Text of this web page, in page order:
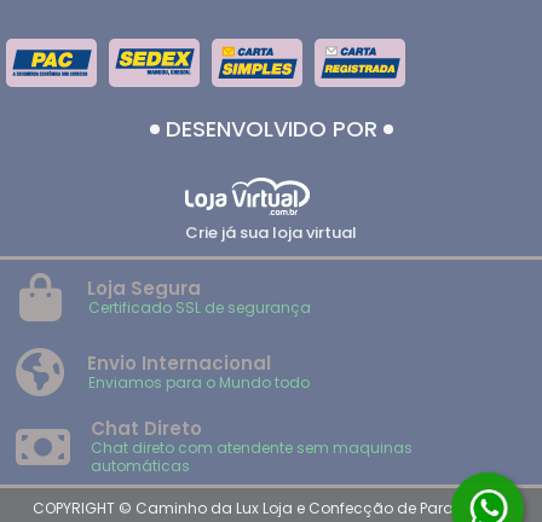
DESENVOLVIDO POR
Crie já sua loja virtual
Loja Segura
Certificado SSL de segurança
Envio Internacional
Enviamos para o Mundo todo
Chat Direto
Chat direto com atendente sem maquinas
automáticas
COPYRIGHT © Caminho da Lux Loja e Confecção de Paramentos